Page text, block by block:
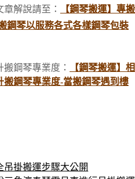
解說請至：
【鋼琴搬運】專搬
鋼琴以服務各式各樣鋼琴包裝
鋼琴專業度：
【鋼琴搬運】相
鋼琴專業度-當搬鋼琴遇到樓
吊掛搬運步驟大公開